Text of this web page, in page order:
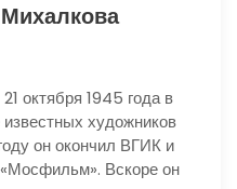
октября 1945 года в
художников
он окончил ВГИК и
Вскоре он